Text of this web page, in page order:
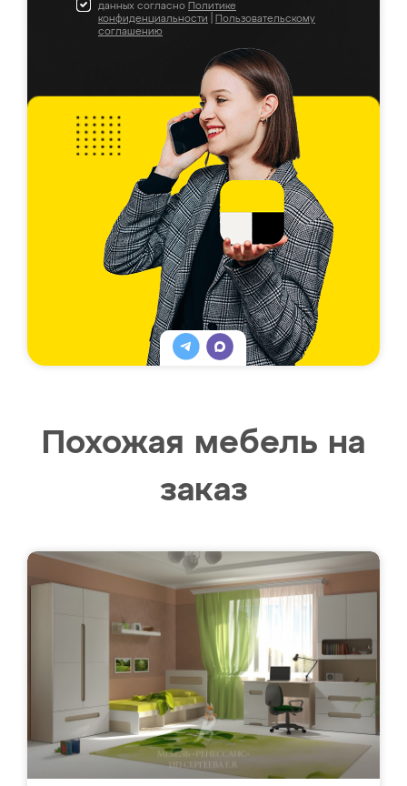
данных согласно Политике
конфиденциальности
Пользовательскому
соглашению
Похожая мебель на
заказ